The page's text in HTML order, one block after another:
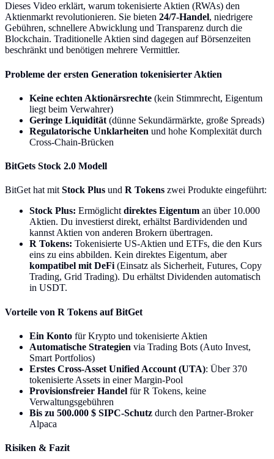
Dieses Video erklärt, warum tokenisierte Aktien (RWAs) den
Aktienmarkt revolutionieren. Sie bieten 24/7-Handel, niedrigere
Gebühren, schnellere Abwicklung und Transparenz durch die
Blockchain. Traditionelle Aktien sind dagegen auf Börsenzeiten
beschränkt und benötigen mehrere Vermittler.
Probleme der ersten Generation tokenisierter Aktien
Keine echten Aktionärsrechte (kein Stimmrecht, Eigentum
liegt beim Verwahrer)
Geringe Liquidität (dünne Sekundärmärkte, große Spreads)
Regulatorische Unklarheiten und hohe Komplexität durch
Cross-Chain-Brücken
BitGets Stock 2.0 Modell
BitGet hat mit Stock Plus und R Tokens zwei Produkte eingeführt:
Stock Plus: Ermöglicht direktes Eigentum an über 10.000
Aktien. Du investierst direkt, erhältst Bardividenden und
kannst Aktien von anderen Brokern übertragen.
R Tokens: Tokenisierte US-Aktien und ETFs, die den Kurs
eins zu eins abbilden. Kein direktes Eigentum, aber
kompatibel mit DeFi (Einsatz als Sicherheit, Futures, Copy
Trading, Grid Trading). Du erhältst Dividenden automatisch
in USDT.
Vorteile von R Tokens auf BitGet
Ein Konto für Krypto und tokenisierte Aktien
Automatische Strategien via Trading Bots (Auto Invest,
Smart Portfolios)
Erstes Cross-Asset Unified Account (UTA): Über 370
tokenisierte Assets in einer Margin-Pool
Provisionsfreier Handel für R Tokens, keine
Verwaltungsgebühren
Bis zu 500.000 $ SIPC-Schutz durch den Partner-Broker
Alpaca
Risiken & Fazit